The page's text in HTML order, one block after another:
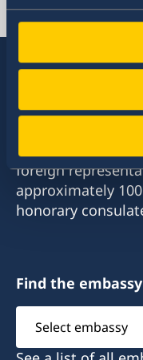
이메일
강원도 홍천군 서
(주)대명TP&E
(우 25102)
서경선
+82-062-520-2113
광주광역시 북구
명예영사
이형석
이메일
대구광역시 달성군
삼보모터스주식회
(우 42921)
명예영사
전화
+82-51-7096203
팩스
+82-51-6227224
명예영사
유창종
인천
이메일
팩스
+82-2-7762523
(우 21404)
이상균
Sweden has
all states in the
consulates in
foreign
approximately
honorary
Find the
Select
embassy